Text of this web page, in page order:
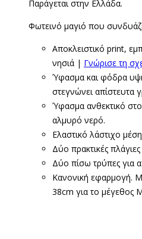
Παράγεται στην Ελλάδα.
Φωτεινό μαγιό που
Αποκλειστικό print,
νησιά | Γνώρισε τη
Ύφασμα και φόδρα
στεγνώνει απίστευτα
Ύφασμα ανθεκτικό
αλμυρό νερό.
Ελαστικό λάστιχο
Δύο πρακτικές
Δύο πίσω τρύπες για
Κανονική εφαρμογή.
38cm για το μέγεθος